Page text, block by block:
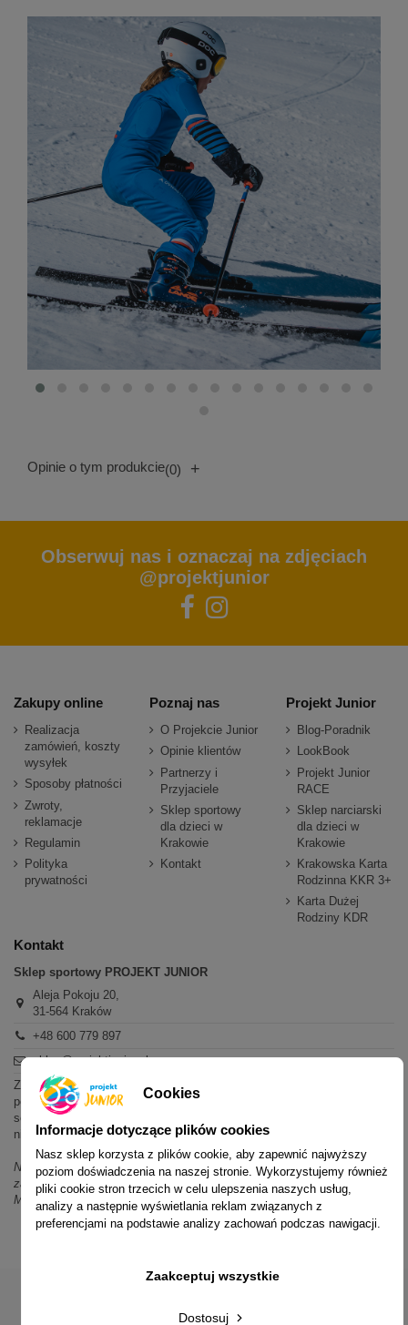
Opinie o tym produkcie(0) +
Obserwuj nas i oznaczaj na zdjęciach
@projektjunior
Zakupy online
Realizacja
zamówień, koszty
wysyłek
Sposoby płatności
Zwroty,
reklamacje
Regulamin
Polityka
prywatności
Poznaj nas
O Projekcie Junior
Opinie klientów
Partnerzy i
Przyjaciele
Sklep sportowy
dla dzieci w
Krakowie
Kontakt
Projekt Junior
Blog-Poradnik
LookBook
Projekt Junior
RACE
Sklep narciarski
dla dzieci w
Krakowie
Krakowska Karta
Rodzinna KKR 3+
Karta Dużej
Rodziny KDR
Kontakt
Sklep sportowy PROJEKT JUNIOR
Aleja Pokoju 20,
31-564 Kraków
+48 600 779 897
sklep@projektjunior.pl
Zapraszamy do sklepu stacjonarnego:
poniedziałek - piątek: 11.00-19.00
sobota: 10.00-14.00
niedziela (każda): nieczynne
Nie odpowiadamy na wiadomości SMS. W sprawach dotyczących
zamówień i oferty prosimy o kontakt mailowy, telefoniczny lub przez
Messenger.
Cookies
Informacje dotyczące plików cookies
Nasz sklep korzysta z plików cookie, aby zapewnić najwyższy
poziom doświadczenia na naszej stronie. Wykorzystujemy również
pliki cookie stron trzecich w celu ulepszenia naszych usług,
analizy a następnie wyświetlania reklam związanych z
preferencjami na podstawie analizy zachowań podczas nawigacji.
Dostosuj
Zaakceptuj wszystkie